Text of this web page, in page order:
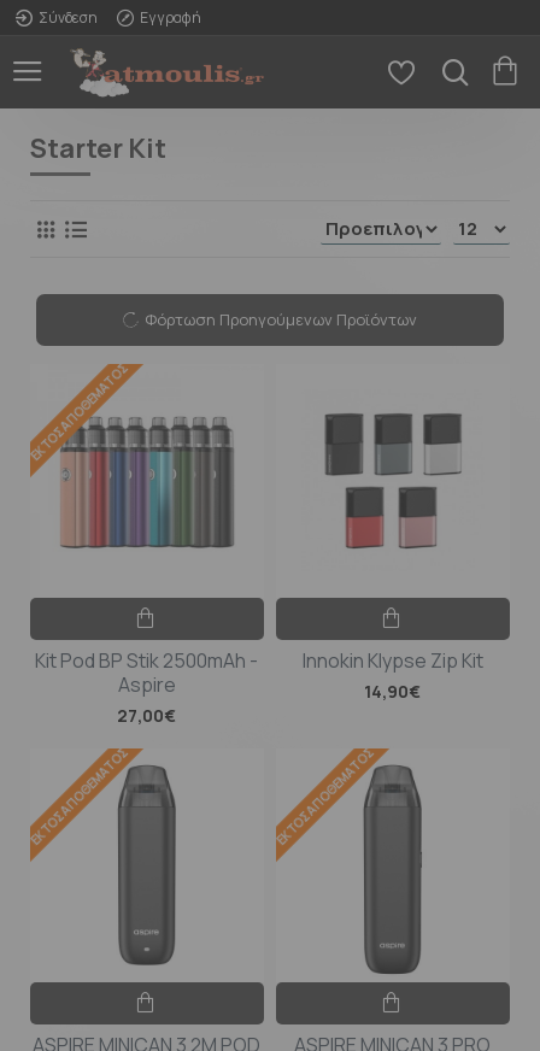
Σύνδεση Εγγραφή
Starter Kit
Φόρτωση Προηγούμενων Προϊόντων
ΕΚΤΌΣ ΑΠΟΘΈΜΑΤΟΣ
Kit Pod BP Stik 2500mAh -
Aspire
27,00€
Innokin Klypse Zip Kit
14,90€
ΕΚΤΌΣ ΑΠΟΘΈΜΑΤΟΣ
ASPIRE MINICAN 3 2M POD
ΕΚΤΌΣ ΑΠΟΘΈΜΑΤΟΣ
ASPIRE MINICAN 3 PRO